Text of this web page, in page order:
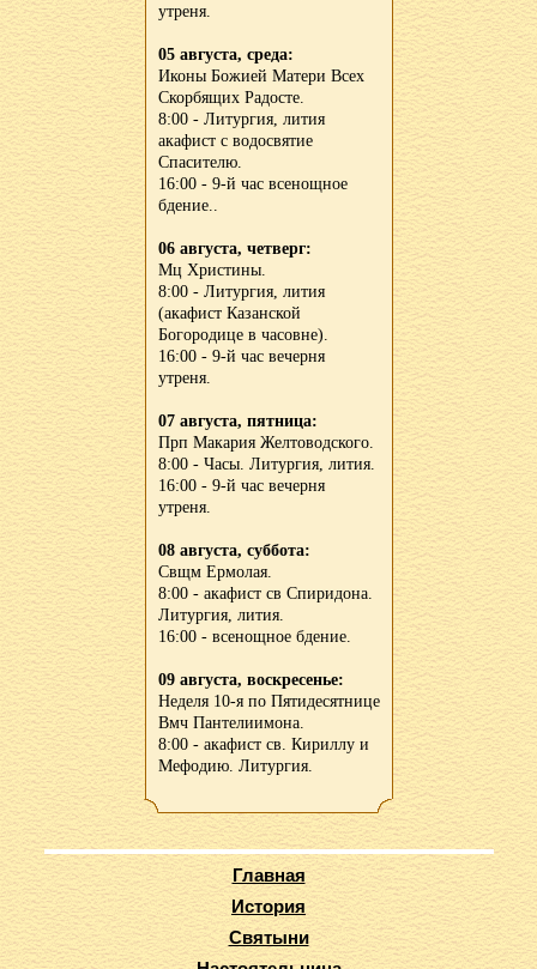
утреня.
05 августа, среда:
Иконы Божией Матери Всех
Скорбящих Радосте.
8:00 - Литургия, лития
акафист с водосвятие
Спасителю.
16:00 - 9-й час всенощное
бдение..
06 августа, четверг:
Мц Христины.
8:00 - Литургия, лития
(акафист Казанской
Богородице в часовне).
16:00 - 9-й час вечерня
утреня.
07 августа, пятница:
Прп Макария Желтоводского.
8:00 - Часы. Литургия, лития.
16:00 - 9-й час вечерня
утреня.
08 августа, суббота:
Свщм Ермолая.
8:00 - акафист св Спиридона.
Литургия, лития.
16:00 - всенощное бдение.
09 августа, воскресенье:
Неделя 10-я по Пятидесятнице
Вмч Пантелиимона.
8:00 - акафист св. Кириллу и
Мефодию. Литургия.
Главная
История
Святыни